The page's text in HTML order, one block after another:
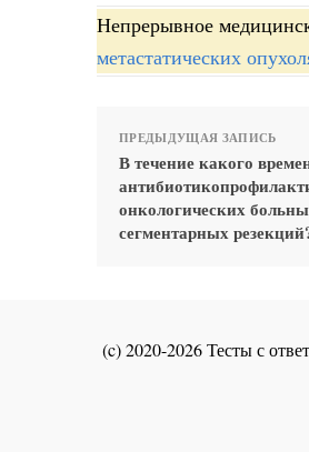
Непрерывное
метастатических
ПРЕДЫДУЩАЯ ЗАПИСЬ
В течение какого
онкологических
сегментарных
(c) 2020-2026 Тесты с